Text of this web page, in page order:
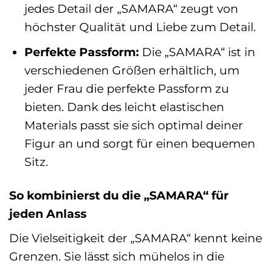
jedes Detail der „SAMARA“ zeugt von
höchster Qualität und Liebe zum Detail.
Perfekte Passform:Die „SAMARA“ ist in
verschiedenen Größen erhältlich, um
jeder Frau die perfekte Passform zu
bieten. Dank des leicht elastischen
Materials passt sie sich optimal deiner
Figur an und sorgt für einen bequemen
Sitz.
So kombinierst du die „SAMARA“ für
jeden Anlass
Die Vielseitigkeit der „SAMARA“ kennt keine
Grenzen. Sie lässt sich mühelos in die